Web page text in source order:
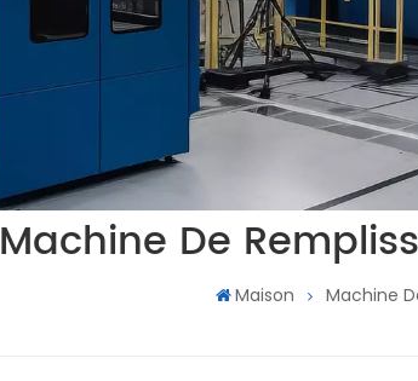
Machine De
Maison Machine